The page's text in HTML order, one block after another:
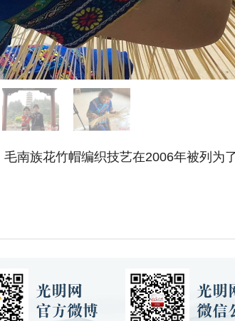
南族花竹帽编织技艺在2006年被列为